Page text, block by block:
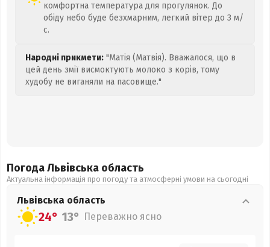
комфортна температура для прогулянок. До
обіду небо буде безхмарним, легкий вітер до 3 м/
с.
Народні прикмети: "Матія (Матвія). Вважалося, що в
цей день змії висмоктують молоко з корів, тому
худобу не виганяли на пасовище."
Погода Львівська область
Актуальна інформація про погоду та атмосферні умови на сьогодні
Львівська область
24° 13° Переважно ясно